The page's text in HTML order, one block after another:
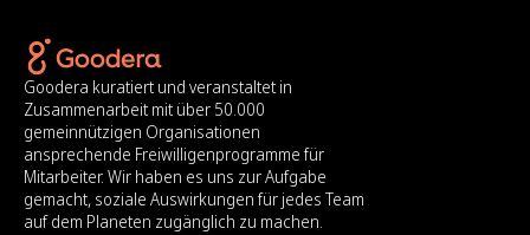
Goodera kuratiert und veranstaltet in
Zusammenarbeit mit über 50.000
gemeinnützigen Organisationen
ansprechende Freiwilligenprogramme für
Mitarbeiter. Wir haben es uns zur Aufgabe
gemacht, soziale Auswirkungen für jedes Team
auf dem Planeten zugänglich zu machen.